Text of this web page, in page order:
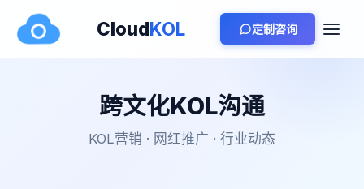
CloudKOL 定制咨询
跨文化KOL沟通
KOL营销 · 网红推广 · 行业动态